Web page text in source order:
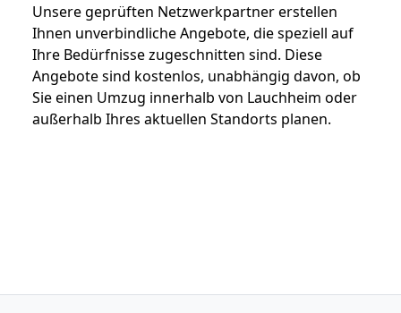
Unsere geprüften Netzwerkpartner erstellen
Ihnen unverbindliche Angebote, die speziell auf
Ihre Bedürfnisse zugeschnitten sind. Diese
Angebote sind kostenlos, unabhängig davon, ob
Sie einen Umzug innerhalb von Lauchheim oder
außerhalb Ihres aktuellen Standorts planen.